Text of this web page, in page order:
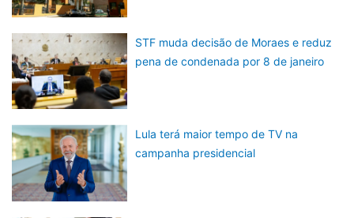
STF muda decisão de Moraes e reduz
pena de condenada por 8 de janeiro
Lula terá maior tempo de TV na
campanha presidencial